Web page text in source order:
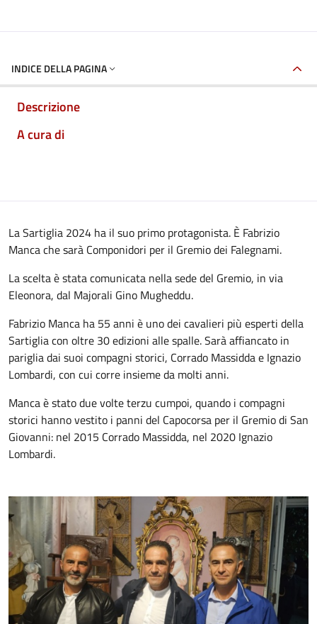
INDICE DELLA PAGINA
Descrizione
A cura di
La Sartiglia 2024 ha il suo primo protagonista. È Fabrizio
Manca che sarà Componidori per il Gremio dei Falegnami.
La scelta è stata comunicata nella sede del Gremio, in via
Eleonora, dal Majorali Gino Mugheddu.
Fabrizio Manca ha 55 anni è uno dei cavalieri più esperti della
Sartiglia con oltre 30 edizioni alle spalle. Sarà affiancato in
pariglia dai suoi compagni storici, Corrado Massidda e Ignazio
Lombardi, con cui corre insieme da molti anni.
Manca è stato due volte terzu cumpoi, quando i compagni
storici hanno vestito i panni del Capocorsa per il Gremio di San
Giovanni: nel 2015 Corrado Massidda, nel 2020 Ignazio
Lombardi.